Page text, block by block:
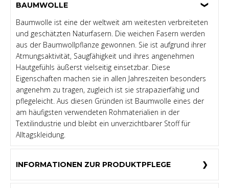
BAUMWOLLE
Baumwolle ist eine der weltweit am weitesten verbreiteten
und geschätzten Naturfasern. Die weichen Fasern werden
aus der Baumwollpflanze gewonnen. Sie ist aufgrund ihrer
Atmungsaktivität, Saugfähigkeit und ihres angenehmen
Hautgefühls äußerst vielseitig einsetzbar. Diese
Eigenschaften machen sie in allen Jahreszeiten besonders
angenehm zu tragen, zugleich ist sie strapazierfähig und
pflegeleicht. Aus diesen Gründen ist Baumwolle eines der
am häufigsten verwendeten Rohmaterialien in der
Textilindustrie und bleibt ein unverzichtbarer Stoff für
Alltagskleidung.
INFORMATIONEN ZUR PRODUKTPFLEGE